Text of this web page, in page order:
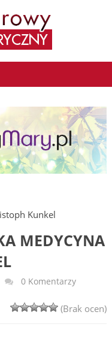
Kunkel
MEDYCYNA
0 Komentarzy
(Brak ocen)